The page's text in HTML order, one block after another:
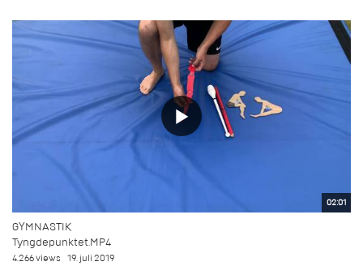
02:01
GYMNASTIK
Tyngdepunktet.MP4
4.266 views 19. juli 2019